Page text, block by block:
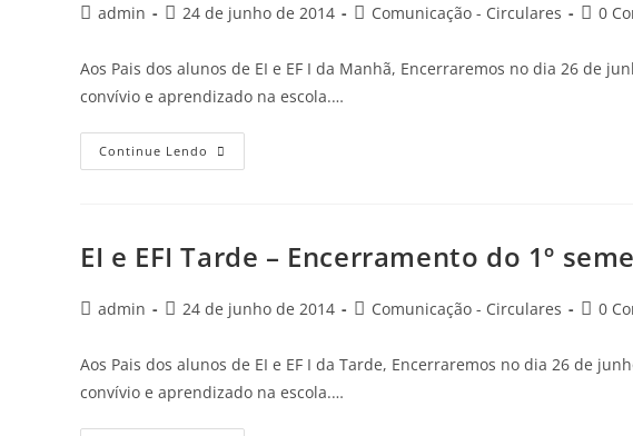
admin 24 de junho de 2014 Comunicação - Circulares 0
Aos Pais dos alunos de EI e EF I da Manhã, Encerraremos no dia 26 de
convívio e aprendizado na escola.…
Continue Lendo
EI e EFI Tarde – Encerramento do 1º
admin 24 de junho de 2014 Comunicação - Circulares 0
Aos Pais dos alunos de EI e EF I da Tarde, Encerraremos no dia 26 de
convívio e aprendizado na escola.…